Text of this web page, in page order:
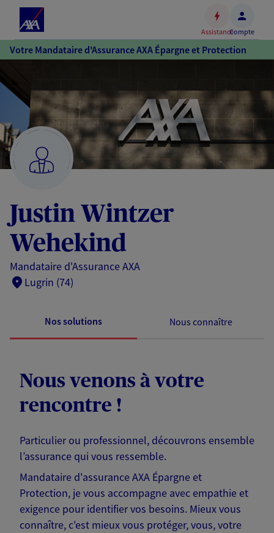
Accéder
au
Accéder
au
pied
de
page
AssistanceCompte
Votre Mandataire d'Assurance AXA Épargne et Protection
Justin Wintzer
Wehekind
Mandataire d'Assurance AXA
Lugrin (74)
Nos solutions Nous connaître
Nous venons à votre
rencontre !
Particulier ou professionnel, découvrons ensemble
l’assurance qui vous ressemble.
Mandataire d'assurance AXA Épargne et
Protection, je vous accompagne avec empathie et
exigence pour identifier vos besoins. Mieux vous
connaître, c'est mieux vous protéger, vous, votre